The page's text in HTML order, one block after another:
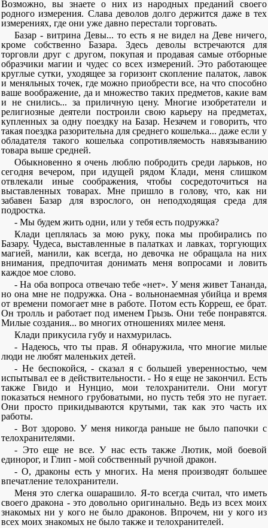
Возможно, вы знаете о них из народных преданий своего
родного измерения. Слава деволов долго держится даже в тех
измерениях, где они уже давно перестали торговать.
Базар - витрина Девы... то есть я не видел на Деве ничего,
кроме собственно Базара. Здесь деволы встречаются для
торговли друг с другом, покупая и продавая самые отборные
образчики магии и чудес со всех измерений. Это работающее
круглые сутки, уходящее за горизонт скопление палаток, лавок
и меняльных точек, где можно приобрести все, на что способно
ваше воображение, да и множество таких предметов, какие вам
и не снились... за приличную цену. Многие изобретатели и
религиозные деятели построили свою карьеру на предметах,
купленных за одну поездку на Базар. Незачем и говорить, что
такая поездка разорительна для среднего кошелька... даже если у
обладателя такого кошелька сопротивляемость навязыванию
товара выше средней.
Обыкновенно я очень люблю побродить среди ларьков, но
сегодня вечером, при идущей рядом Клади, меня слишком
отвлекали иные соображения, чтобы сосредоточиться на
выставленных товарах. Мне пришло в голову, что, как ни
забавен Базар для взрослого, он неподходящая среда для
подростка.
- Мы будем жить одни, или у тебя есть подружка?
Клади цеплялась за мою руку, пока мы пробирались по
Базару. Чудеса, выставленные в палатках и лавках, торгующих
магией, манили, как всегда, но девочка не обращала на них
внимания, предпочитая донимать меня вопросами и ловить
каждое мое слово.
- На оба вопроса отвечаю тебе «нет». У меня живет Тананда,
но она мне не подружка. Она - вольнонаемная убийца и время
от времени помогает мне в работе. Потом есть Корреш, ее брат.
Он тролль и работает под именем Грызь. Они тебе понравятся.
Милые создания... во многих отношениях милее меня.
Клади прикусила губу и нахмурилась.
- Надеюсь, что ты прав. Я обнаружила, что многие милые
люди не любят маленьких детей.
- Не беспокойся, - сказал я с большей уверенностью, чем
испытывал ее в действительности. - Но я еще не закончил. Есть
также Гвидо и Нунцио, мои телохранители. Они могут
показаться немного грубоватыми, но пусть тебя это не пугает.
Они просто прикидываются крутыми, так как это часть их
работы.
- Вот здорово. У меня никогда раньше не было папочки с
телохранителями.
- Это еще не все. У нас есть также Лютик, мой боевой
единорог, и Глип - мой собственный ручной дракон.
- О, драконы есть у многих. На меня производят большее
впечатление телохранители.
Меня это слегка ошарашило. Я-то всегда считал, что иметь
своего дракона - это довольно оригинально. Ведь из всех моих
знакомых ни у кого не было драконов. Впрочем, ни у кого из
всех моих знакомых не было также и телохранителей.